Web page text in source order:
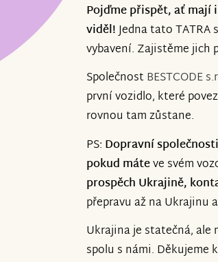
Pojďme přispět, ať mají
viděl!Jedna tato TATRA
vybavení. Zajistěme jich
Společnost BESTCODE
první vozidlo, které
rovnou tam zůstane.
PS: Dopravní
pokud máteve svém
prospěch Ukrajině,
přepravu až na Ukrajinu
Ukrajina je statečná,
spolu s námi. Děkujeme